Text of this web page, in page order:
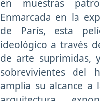
en muestras
Enmarcada en la
de París, esta
ideológico a través
de arte suprimidas,
sobrevivientes del
amplía su alcance a